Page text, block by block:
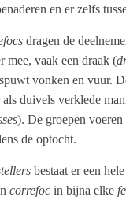
en er zelfs
dragen de
mee, vaak een draak (
vonken en vuur.
duivels verklede
). De groepen
de optocht.
bestaat er een
correfoc in bijna elke